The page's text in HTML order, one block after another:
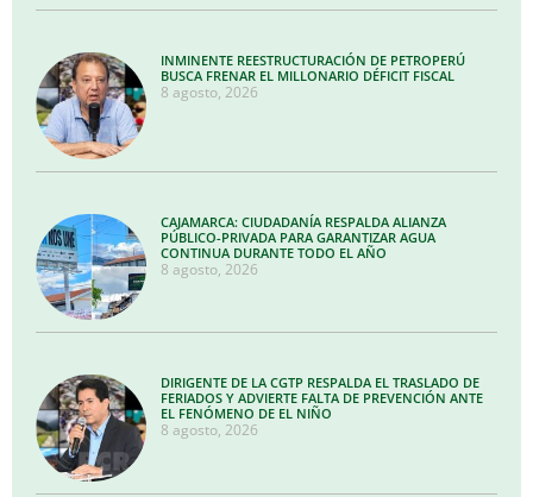
INMINENTE REESTRUCTURACIÓN DE PETROPERÚ
BUSCA FRENAR EL MILLONARIO DÉFICIT FISCAL
8 agosto, 2026
CAJAMARCA: CIUDADANÍA RESPALDA ALIANZA
PÚBLICO-PRIVADA PARA GARANTIZAR AGUA
CONTINUA DURANTE TODO EL AÑO
8 agosto, 2026
DIRIGENTE DE LA CGTP RESPALDA EL TRASLADO DE
FERIADOS Y ADVIERTE FALTA DE PREVENCIÓN ANTE
EL FENÓMENO DE EL NIÑO
8 agosto, 2026